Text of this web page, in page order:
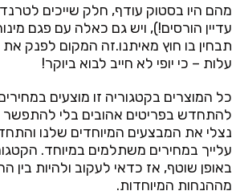
לִפְתִיחַת
תַּפְרִיט
הֵנְּגִישׁוּת
לְחַץ
מהם היו בסטוק עודף, חלק שייכים
עדיין הורסים!), ויש גם כאלה עם פגם
תבחין בו חוץ מאיתנו.זה המקום לפנק
עלות – כי יופי לא חייב לבוא ביוקר!
כל המוצרים בקטגוריה זו מוצעים
להתחדש בפריטים אהובים בלי
נצלי את המבצעים המיוחדים שלנו
עלייך במחירים משתלמים במיוחד.
באופן שוטף, אז כדאי לעקוב ולהיות בין
מההנחות המיוחדות.